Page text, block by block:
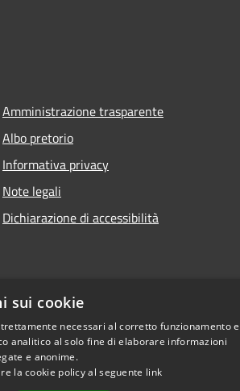
Amministrazione trasparente
Albo pretorio
Informativa privacy
Note legali
Dichiarazione di accessibilità
sui cookie
necessari al corretto funzionamento e
analitico al solo fine di elaborare informazioni
e anonime.
la cookie policy al seguente link